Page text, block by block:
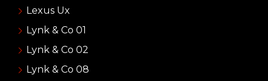
Lexus Ux
Lynk & Co 01
Lynk & Co 02
Lynk & Co 08